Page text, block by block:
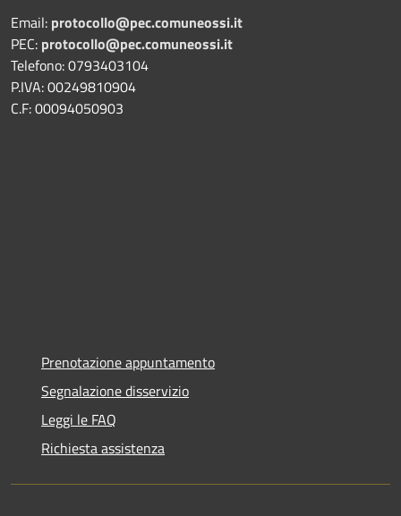
Email: protocollo@pec.comuneossi.it
PEC: protocollo@pec.comuneossi.it
Telefono: 0793403104
P.IVA: 00249810904
C.F: 00094050903
Prenotazione appuntamento
Segnalazione disservizio
Leggi le FAQ
Richiesta assistenza